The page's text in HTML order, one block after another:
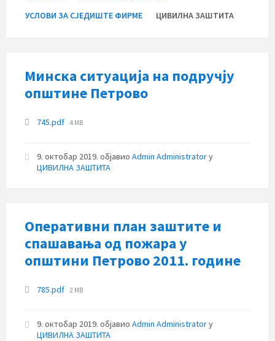
УСЛОВИ ЗА СЈЕДИШТЕ ФИРМЕ
ЦИВИЛНА ЗАШТИТА
Минска ситуација на подручју
општине Петрово
Прилози
745.pdf File
4 MB
9. октобар 2019. објавио Admin Administratorу
ЦИВИЛНА ЗАШТИТА
Оперативни план заштите и
спашавања од пожара у
општини Петрово 2011. године
Прилози
785.pdf File
2 MB
9. октобар 2019. објавио Admin Administratorу
ЦИВИЛНА ЗАШТИТА